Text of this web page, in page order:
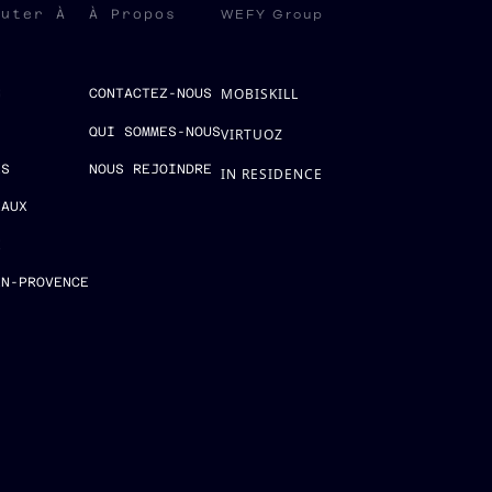
À
PROVENCE
À Propos
CONTACTEZ-NOUS
QUI SOMMES-NOUS
NOUS REJOINDRE
WEFY Group
MOBISKILL
VIRTUOZ
IN RESIDENCE